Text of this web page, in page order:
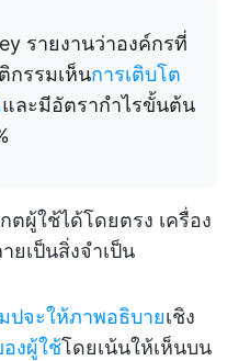
รายงานว่าองค์กรที่
กรรมเห็นการเติบโต
และมีอัตรากำไรขั้นต้น
ตผู้ใช้ได้โดยตรง เครื่อง
ยเป็นสิ่งจำเป็น
จะให้ภาพอธิบายเชิง
องผู้ใช้โดยเน้นให้เห็นบน